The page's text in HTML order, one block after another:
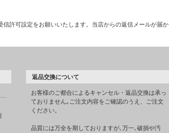
許可設定をお願いいたします。当店からの返信メールが届か
返品交換について
お客様のご都合によるキャンセル・返品交換は承っ
ておりません｡ご注文内容をご確認のうえ、ご注文
ください。
品質には万全を期しておりますが､万一､破損や汚